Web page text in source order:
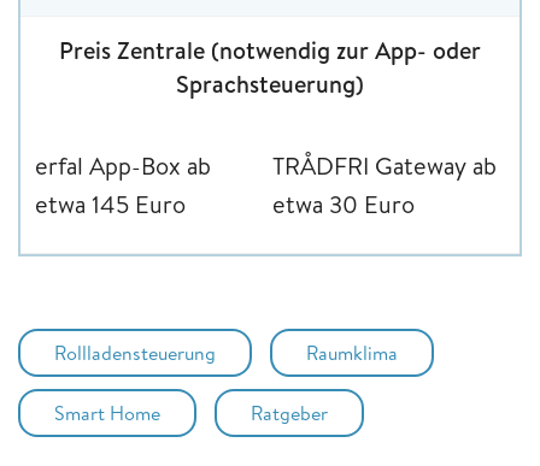
Preis Zentrale (notwendig zur App- oder
Sprachsteuerung)
erfal App-Box ab
etwa 145 Euro
TRÅDFRI Gateway ab
etwa 30 Euro
Rollladensteuerung Raumklima
Smart Home Ratgeber